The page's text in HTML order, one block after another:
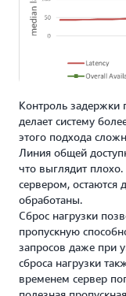
Контроль задержки
делает систему
этого подхода
Линия общей
что выглядит
сервером, остаются
обработаны.
Сброс нагрузки
пропускную
запросов даже при
сброса нагрузки
временем сервер